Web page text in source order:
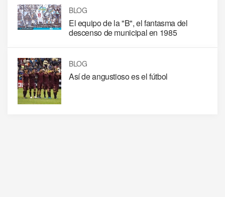
BLOG
El equipo de la "B", el fantasma del
descenso de municipal en 1985
BLOG
Así de angustioso es el fútbol